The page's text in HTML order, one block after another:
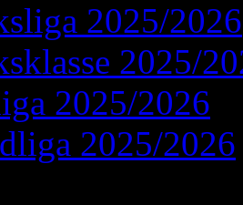
2025/2026
2025/
2025/2026
2025/2026